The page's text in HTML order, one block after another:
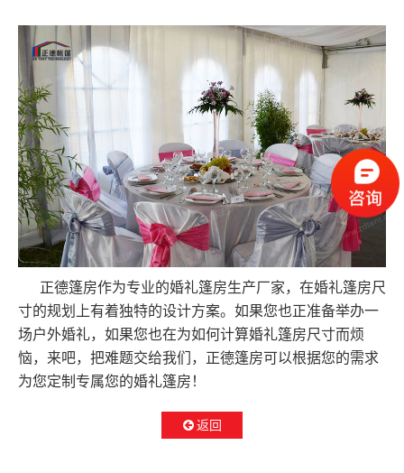
正德篷房作为专业的婚礼篷房生产厂家，在婚礼篷房尺
寸的规划上有着独特的设计方案。如果您也正准备举办一
场户外婚礼，如果您也在为如何计算婚礼篷房尺寸而烦
恼，来吧，把难题交给我们，正德篷房可以根据您的需求
为您定制专属您的婚礼篷房！
返回